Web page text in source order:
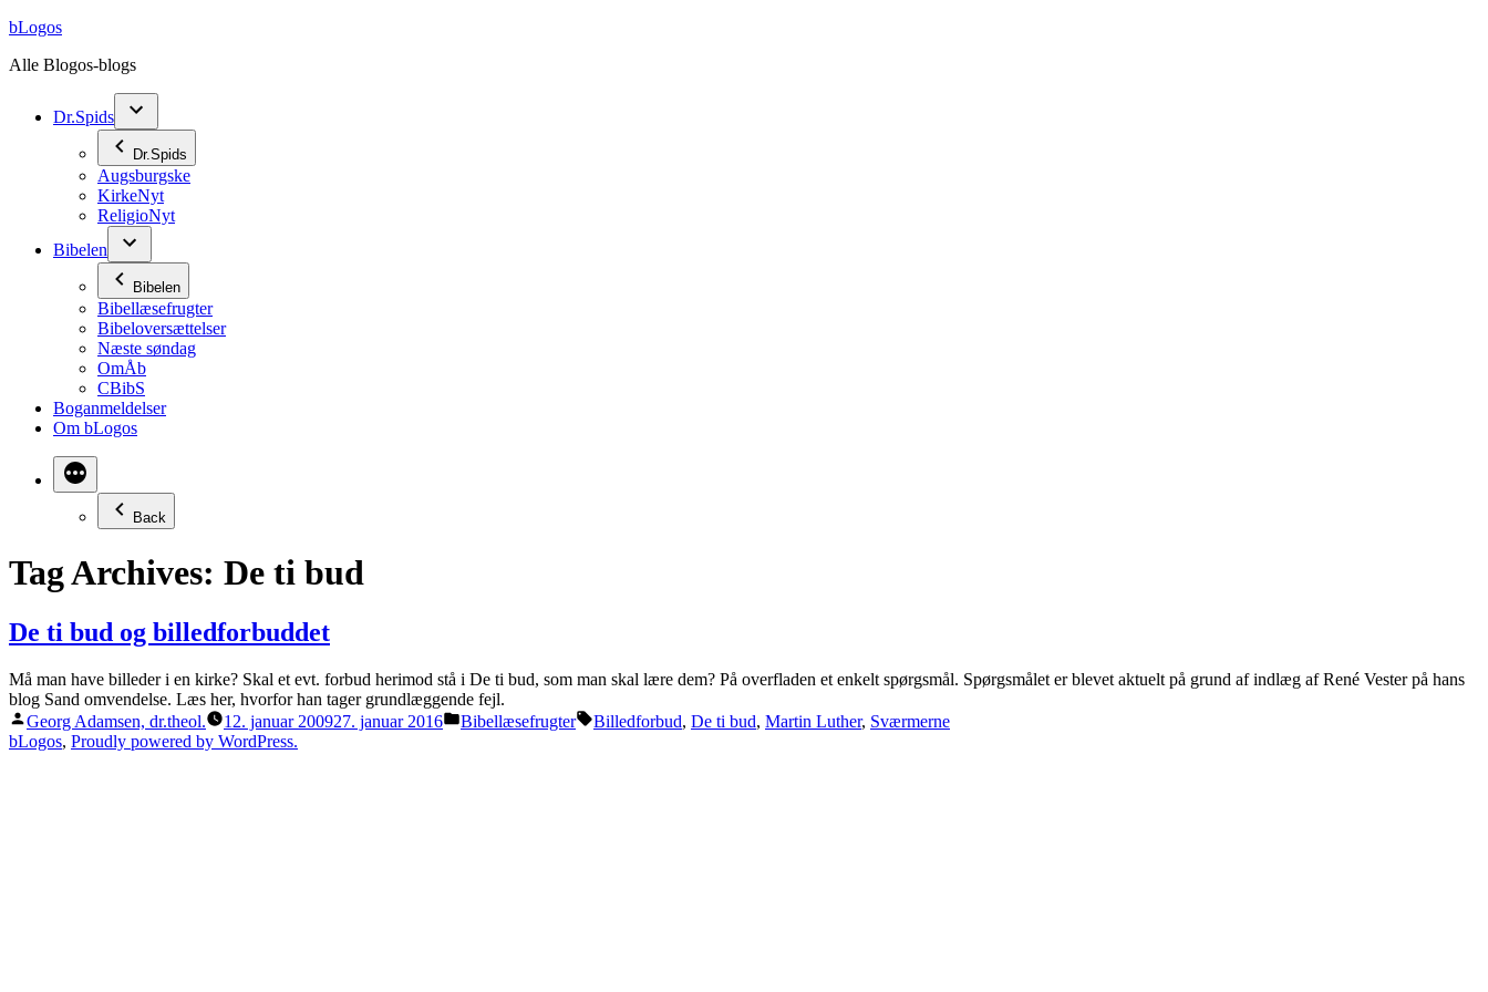
Videre
indhold
bLogos
Alle Blogos-blogs
Dr.Spids
Dr.Spids
Augsburgske
KirkeNyt
ReligioNyt
Bibelen
Bibelen
Bibellæsefrugter
Bibeloversættelser
Næste søndag
OmÅb
CBibS
Boganmeldelser
Om bLogos
Back
Tag Archives: De ti bud
De ti bud og billedforbuddet
Må man have billeder i en kirke? Skal et evt. forbud herimod stå i De ti bud, som man skal lære dem? På overfladen et enkelt spørgsmål. Spørgsmålet er blevet aktuelt på grund af indlæg af René Vester på hans
blog Sand omvendelse. Læs her, hvorfor han tager grundlæggende fejl.
Posted
by
Georg Adamsen, dr.theol. 12. januar 200927. januar 2016
Posted
Bibellæsefrugter Tags:
Billedforbud, De ti bud, Martin Luther, Sværmerne
bLogos, Proudly powered by WordPress.